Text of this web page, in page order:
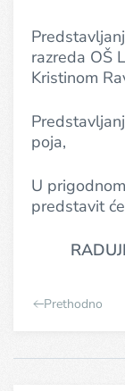
razreda OŠ
Kristinom
poja,
U
predstavit
Prethodno